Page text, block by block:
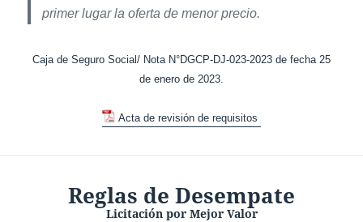
primer lugar la oferta de menor precio.
Caja de Seguro Social/ Nota N°DGCP-DJ-023-2023 de fecha 25
de enero de 2023.
Acta de revisión de requisitos
Reglas de Desempate
Licitación por Mejor Valor